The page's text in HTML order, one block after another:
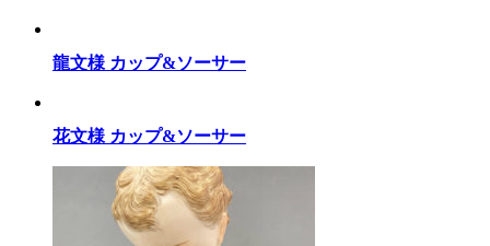
龍文様 カップ&ソーサー
花文様 カップ&ソーサー